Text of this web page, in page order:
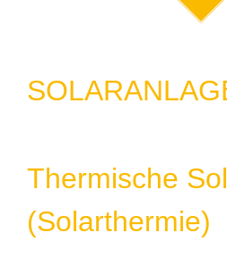
Thermische
(Solarthermie)